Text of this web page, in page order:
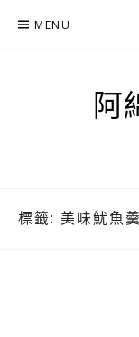
MENU
阿
標籤: 美味魷魚羹